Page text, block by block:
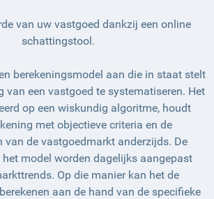
van uw vastgoed dankzij een online
schattingstool.
berekeningsmodel aan die in staat stelt
van een vastgoed te systematiseren. Het
op een wiskundig algoritme, houdt
met objectieve criteria en de
van de vastgoedmarkt anderzijds. De
model worden dagelijks aangepast
Op die manier kan het de
aan de hand van de specifieke